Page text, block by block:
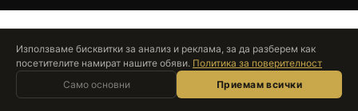
Попитайте Roccabox
AI АСИСТЕНТ · НА ЖИВО
Използваме бисквитки за анализ и реклама, за да разберем как
посетителите намират нашите обяви. Политика за поверителност
Само основни
Приемам всички